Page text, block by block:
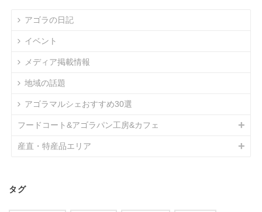
アゴラの日記
イベント
メディア掲載情報
地域の話題
アゴラマルシェおすすめ30選
フードコート&アゴラパン工房&カフェ
産直・特産品エリア
タグ